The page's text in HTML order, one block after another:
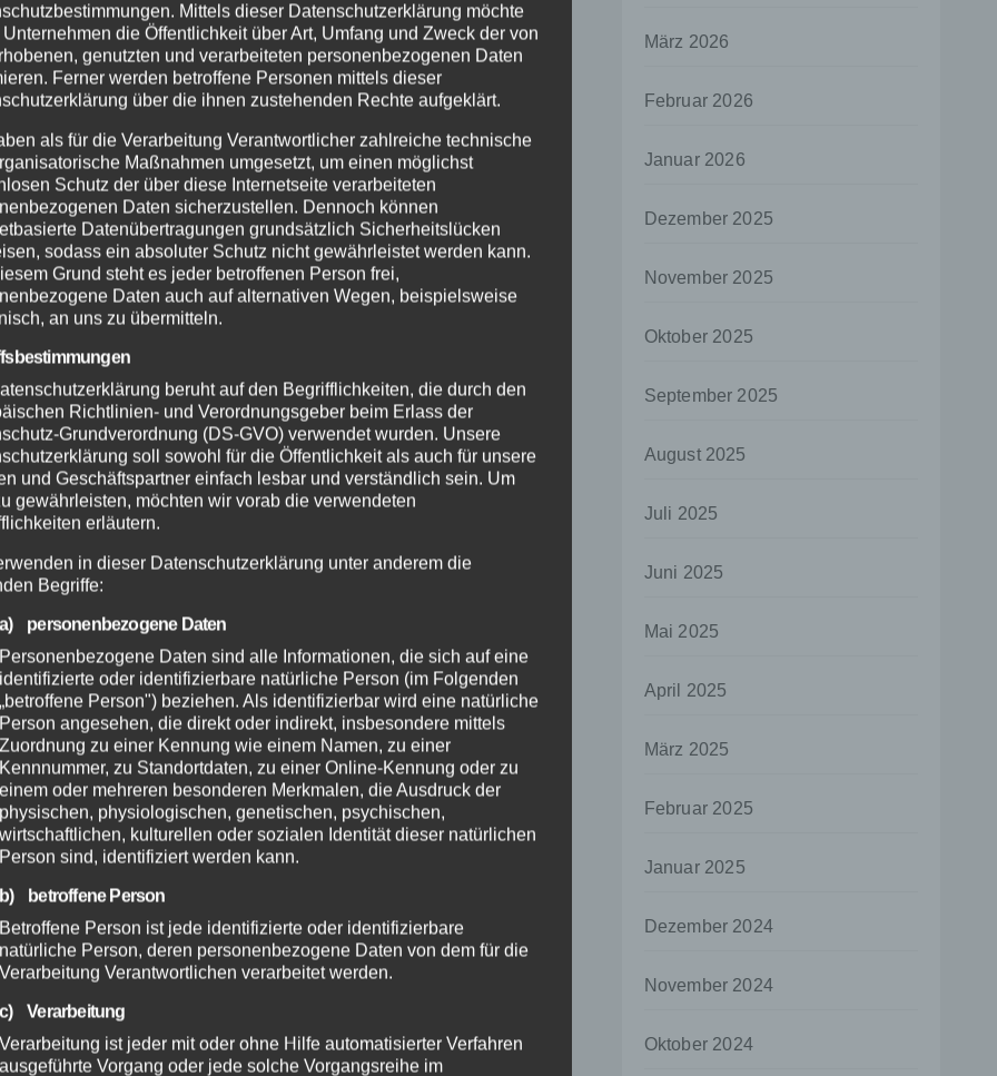
März 2026
Februar 2026
Januar 2026
Dezember 2025
November 2025
Oktober 2025
September 2025
August 2025
Juli 2025
Juni 2025
Mai 2025
April 2025
März 2025
Februar 2025
Januar 2025
Dezember 2024
November 2024
Oktober 2024
Mittels dieser Datenschutzerklärung möchte
Unternehmen die Öffentlichkeit über Art, Umfang und Zweck der von
genutzten und verarbeiteten personenbezogenen Daten
Ferner werden betroffene Personen mittels dieser
über die ihnen zustehenden Rechte aufgeklärt.
als für die Verarbeitung Verantwortlicher zahlreiche technische
Maßnahmen umgesetzt, um einen möglichst
Schutz der über diese Internetseite verarbeiteten
Daten sicherzustellen. Dennoch können
Datenübertragungen grundsätzlich Sicherheitslücken
sodass ein absoluter Schutz nicht gewährleistet werden kann.
Grund steht es jeder betroffenen Person frei,
Daten auch auf alternativen Wegen, beispielsweise
an uns zu übermitteln.
beruht auf den Begrifflichkeiten, die durch den
Richtlinien- und Verordnungsgeber beim Erlass der
Grundverordnung (DS-GVO) verwendet wurden. Unsere
soll sowohl für die Öffentlichkeit als auch für unsere
und Geschäftspartner einfach lesbar und verständlich sein. Um
gewährleisten, möchten wir vorab die verwendeten
erläutern.
in dieser Datenschutzerklärung unter anderem die
Begriffe:
a) personenbezogene Daten
Personenbezogene Daten sind alle Informationen, die sich auf eine
identifizierte oder identifizierbare natürliche Person (im Folgenden
„betroffene Person") beziehen. Als identifizierbar wird eine natürliche
Person angesehen, die direkt oder indirekt, insbesondere mittels
Zuordnung zu einer Kennung wie einem Namen, zu einer
Kennnummer, zu Standortdaten, zu einer Online-Kennung oder zu
einem oder mehreren besonderen Merkmalen, die Ausdruck der
physischen, physiologischen, genetischen, psychischen,
wirtschaftlichen, kulturellen oder sozialen Identität dieser natürlichen
Person sind, identifiziert werden kann.
b) betroffene Person
Betroffene Person ist jede identifizierte oder identifizierbare
natürliche Person, deren personenbezogene Daten von dem für die
Verarbeitung Verantwortlichen verarbeitet werden.
c) Verarbeitung
Verarbeitung ist jeder mit oder ohne Hilfe automatisierter Verfahren
ausgeführte Vorgang oder jede solche Vorgangsreihe im